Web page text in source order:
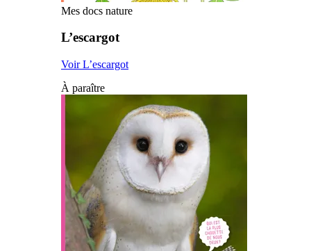
Mes docs nature
L’escargot
Voir L’escargot
À paraître